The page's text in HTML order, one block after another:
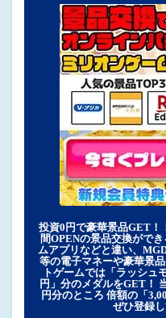
投資0円で豪華景品GET！
間OPENの景品交換がで
ムアプリなどと違い、
等の電子マネーや豪華景
トゲームでは「ラッシュ
円」分のメダルをGET！
円分のところ 倍額の「
ぜひ登録